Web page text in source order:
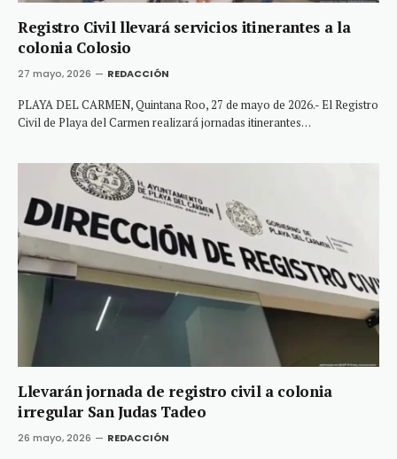
Registro Civil llevará servicios itinerantes a la
colonia Colosio
27 mayo, 2026 REDACCIÓN
PLAYA DEL CARMEN, Quintana Roo, 27 de mayo de 2026.- El Registro
Civil de Playa del Carmen realizará jornadas itinerantes…
Llevarán jornada de registro civil a colonia
irregular San Judas Tadeo
26 mayo, 2026 REDACCIÓN